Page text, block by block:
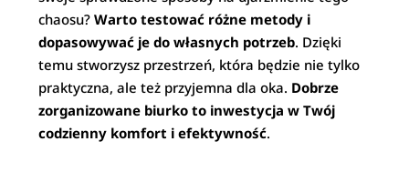
chaosu?Warto testować różne metody i
dopasowywać je do własnych potrzeb. Dzięki
temu stworzysz przestrzeń, która będzie nie tylko
praktyczna, ale też przyjemna dla oka. Dobrze
zorganizowane biurko to inwestycja w Twój
codzienny komfort i efektywność.